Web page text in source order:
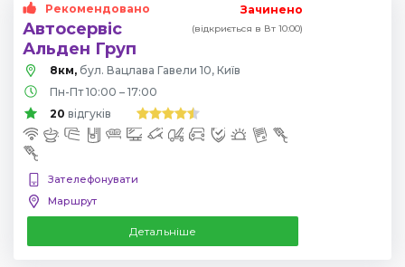
Рекомендовано
Автосервіс
Альден Груп
Зачинено
(відкриється в Вт 10:00)
8км, бул. Вацлава Гавели 10, Київ
Пн-Пт 10:00 – 17:00
20 відгуків
Зателефонувати
Маршрут
Детальніше